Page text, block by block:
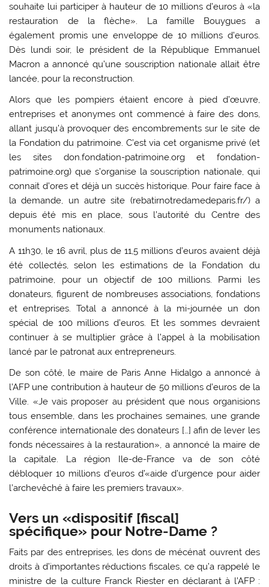
souhaite lui participer à hauteur de 10 millions d’euros à «la
restauration de la flèche». La famille Bouygues a
également promis une enveloppe de 10 millions d’euros.
Dès lundi soir, le président de la République Emmanuel
Macron a annoncé qu’une souscription nationale allait être
lancée, pour la reconstruction.
Alors que les pompiers étaient encore à pied d’œuvre,
entreprises et anonymes ont commencé à faire des dons,
allant jusqu’à provoquer des encombrements sur le site de
la Fondation du patrimoine. C’est via cet organisme privé (et
les sites don.fondation-patrimoine.org et fondation-
patrimoine.org) que s’organise la souscription nationale, qui
connait d’ores et déjà un succès historique. Pour faire face à
la demande, un autre site (rebatirnotredamedeparis.fr/) a
depuis été mis en place, sous l’autorité du Centre des
monuments nationaux.
A 11h30, le 16 avril, plus de 11,5 millions d’euros avaient déjà
été collectés, selon les estimations de la Fondation du
patrimoine, pour un objectif de 100 millions. Parmi les
donateurs, figurent de nombreuses associations, fondations
et entreprises. Total a annoncé à la mi-journée un don
spécial de 100 millions d’euros. Et les sommes devraient
continuer à se multiplier grâce à l’appel à la mobilisation
lancé par le patronat aux entrepreneurs.
De son côté, le maire de Paris Anne Hidalgo a annoncé à
l’AFP une contribution à hauteur de 50 millions d’euros de la
Ville. «Je vais proposer au président que nous organisions
tous ensemble, dans les prochaines semaines, une grande
conférence internationale des donateurs […] afin de lever les
fonds nécessaires à la restauration», a annoncé la maire de
la capitale. La région Ile-de-France va de son côté
débloquer 10 millions d’euros d’«aide d’urgence pour aider
l’archevêché à faire les premiers travaux».
Vers un «dispositif [fiscal]
spécifique» pour Notre-Dame ?
Faits par des entreprises, les dons de mécénat ouvrent des
droits à d’importantes réductions fiscales, ce qu’a rappelé le
ministre de la culture Franck Riester en déclarant à l’AFP :